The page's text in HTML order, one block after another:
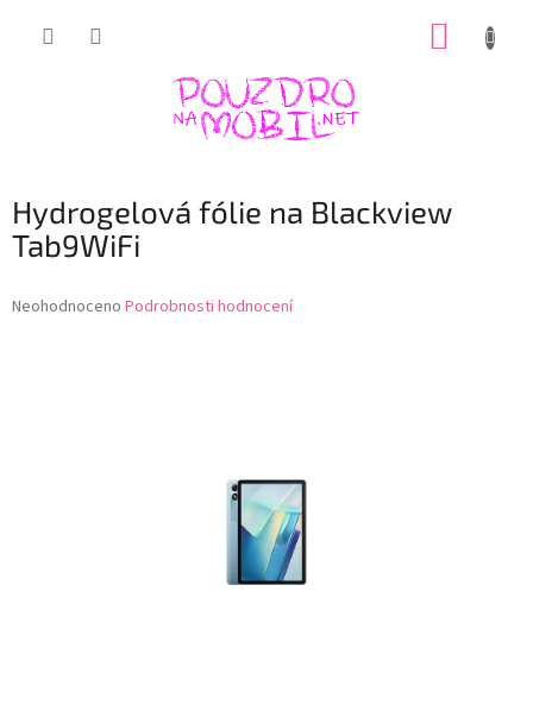
Hydrogelová fólie na Blackview
Tab9WiFi
Průměrné
Neohodnoceno Podrobnosti hodnocení